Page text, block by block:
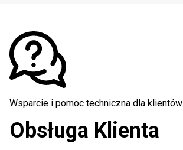
Wsparcie i pomoc techniczna dla klientów
Obsługa Klienta